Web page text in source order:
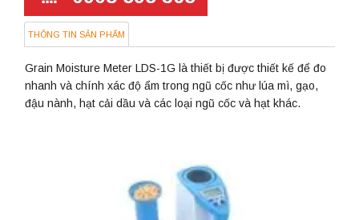
THÔNG TIN SẢN PHẨM
Grain Moisture Meter LDS-1G là thiết bị được thiết kế để đo
nhanh và chính xác độ ẩm trong ngũ cốc như lúa mì, gạo,
đậu nành, hạt cải dầu và các loại ngũ cốc và hạt khác.